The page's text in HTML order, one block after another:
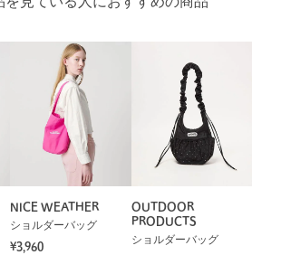
NICE WEATHER
ショルダーバッグ
¥3,960
OUTDOOR
PRODUCTS
ショルダーバッグ